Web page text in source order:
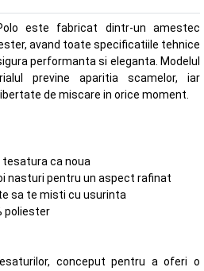
este fabricat dintr-un amestec
avand toate specificatiile tehnice
performanta si eleganta. Modelul
previne aparitia scamelor, iar
de miscare in orice moment.
ca noua
nasturi pentru un aspect rafinat
sa te misti cu usurinta
poliester
conceput pentru a oferi o